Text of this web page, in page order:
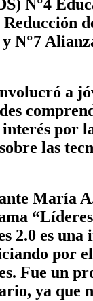
N°4
y N°7
a
interés por
las
María
“Líderes
2.0 es
por
Fue un
ya que